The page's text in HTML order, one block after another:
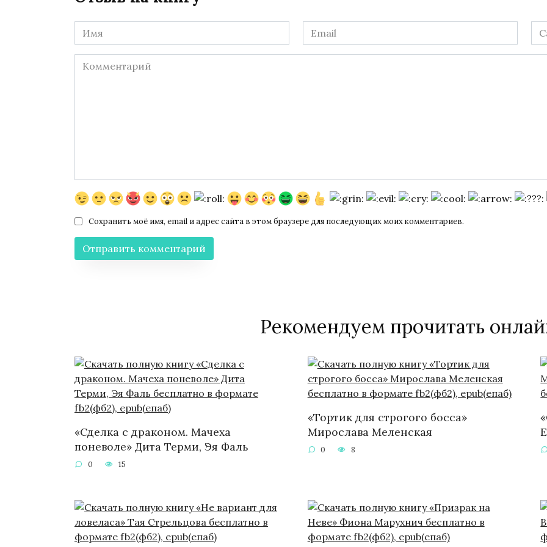
Имя
*
Email
*
Комментарий
Сохранить моё имя, email и адрес сайта в этом браузере для последующих моих комментариев.
Рекомендуем прочитать
«Сделка с драконом. Мачеха
поневоле» Дита Терми, Эя Фаль
0 15
«Тортик для строгого босса»
Мирослава Меленская
0 8